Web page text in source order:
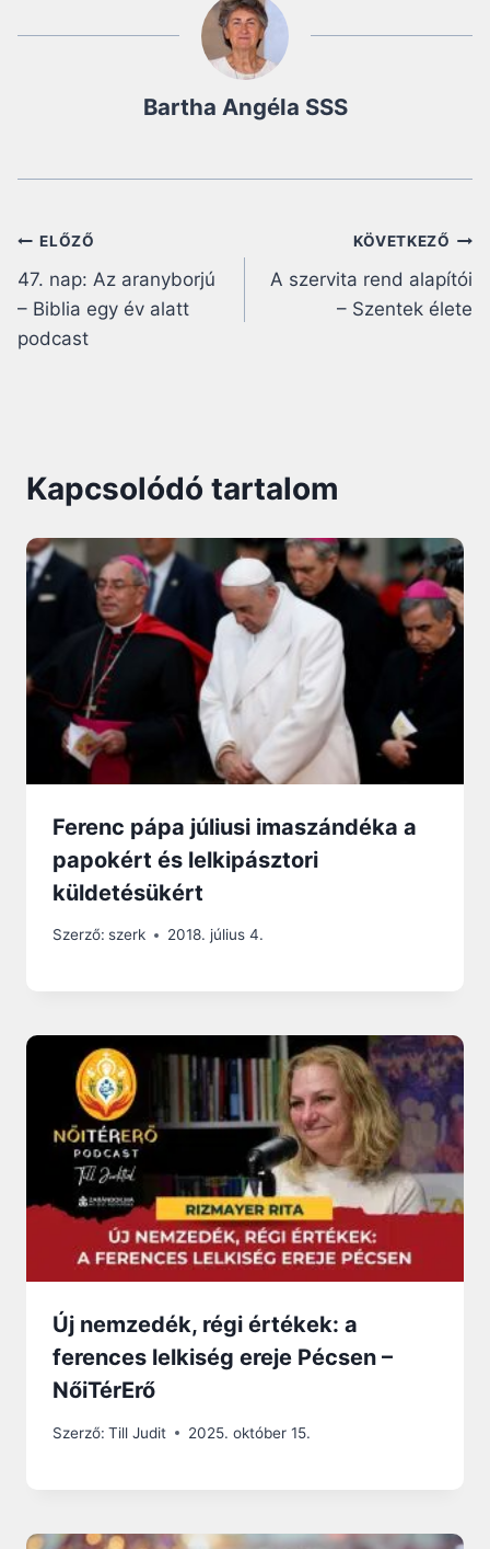
Bartha Angéla SSS
Bejegyzés
navigáció
ELŐZŐ
47. nap: Az aranyborjú
– Biblia egy év alatt
podcast
KÖVETKEZŐ
A szervita rend alapítói
– Szentek élete
Kapcsolódó tartalom
Ferenc pápa júliusi imaszándéka a
papokért és lelkipásztori
küldetésükért
Szerző: szerk 2018. július 4.
Új nemzedék, régi értékek: a
ferences lelkiség ereje Pécsen –
NőiTérErő
Szerző: Till Judit 2025. október 15.